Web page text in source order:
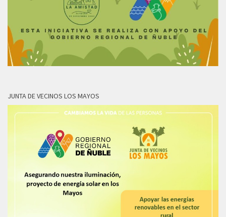
JUNTA DE VECINOS LOS MAYOS